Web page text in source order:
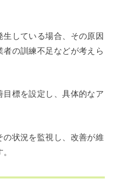
している場合、その原因
の訓練不足などが考えら
標を設定し、具体的なア
状況を監視し、改善が維